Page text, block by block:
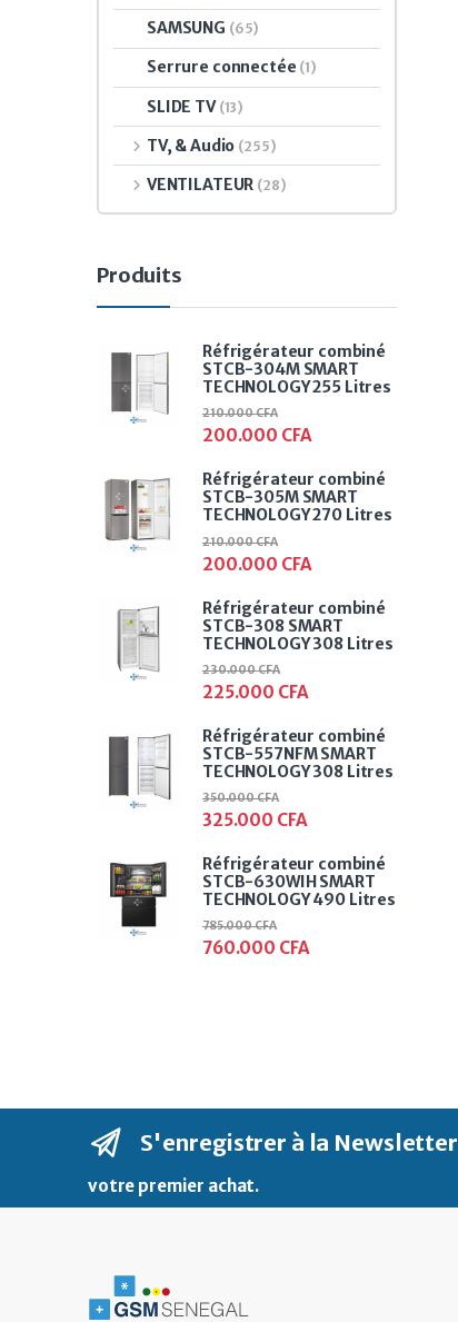
SAMSUNG (65)
Serrure connectée (1)
SLIDE TV (13)
TV, & Audio (255)
VENTILATEUR (28)
Produits
Réfrigérateur combiné
STCB-304M SMART
TECHNOLOGY 255 Litres
200.000 CFA
210.000CFA
Réfrigérateur combiné
STCB-305M SMART
TECHNOLOGY 270 Litres
200.000 CFA
210.000CFA
Réfrigérateur combiné
STCB-308 SMART
TECHNOLOGY 308 Litres
225.000 CFA
230.000CFA
Réfrigérateur combiné
STCB-557NFM SMART
TECHNOLOGY 308 Litres
325.000 CFA
350.000CFA
Réfrigérateur combiné
STCB-630WIH SMART
TECHNOLOGY 490 Litres
760.000 CFA
785.000CFA
S'enregistrer à la Newsletter
votre premier achat.